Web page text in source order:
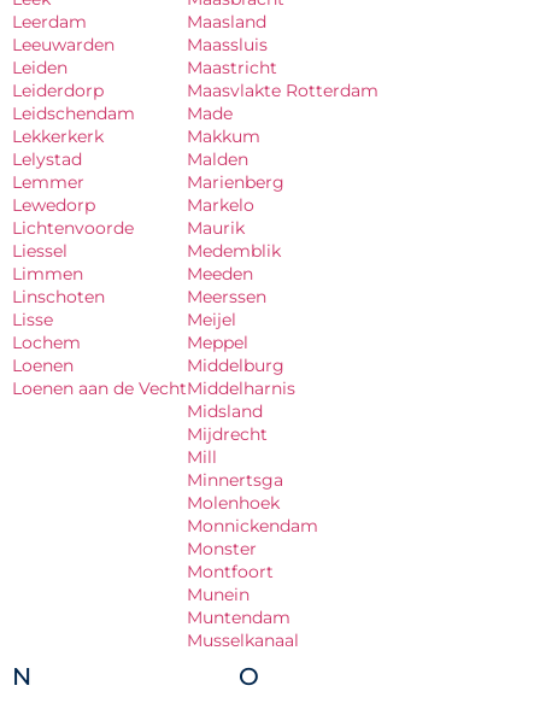
Leerdam
Leeuwarden
Leiden
Leiderdorp
Leidschendam
Lekkerkerk
Lelystad
Lemmer
Lewedorp
Lichtenvoorde
Liessel
Limmen
Linschoten
Lisse
Lochem
Loenen
Loenen aan de Vecht
Maasland
Maassluis
Maastricht
Maasvlakte Rotterdam
Made
Makkum
Malden
Marienberg
Markelo
Maurik
Medemblik
Meeden
Meerssen
Meijel
Meppel
Middelburg
Middelharnis
Midsland
Mijdrecht
Mill
Minnertsga
Molenhoek
Monnickendam
Monster
Montfoort
Munein
Muntendam
Musselkanaal
N O